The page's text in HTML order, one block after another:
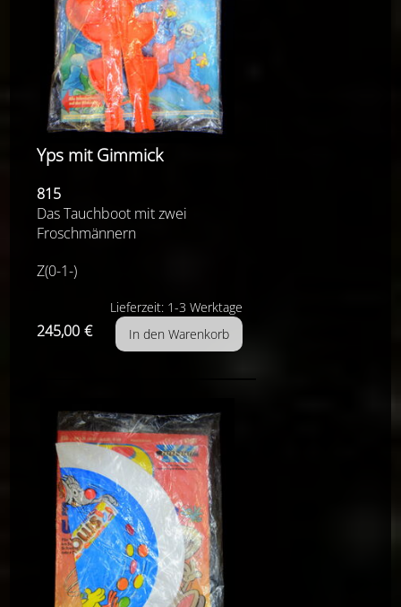
Yps mit Gimmick
815
Das Tauchboot mit zwei
Froschmännern
Z(0-1-)
Lieferzeit: 1-3 Werktage
245,00 €